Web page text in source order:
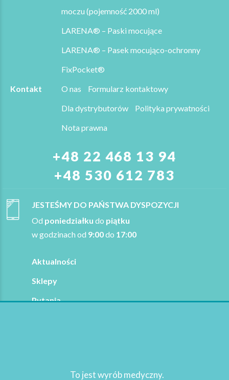
moczu (pojemność 2000 ml)
LARENA® – Paski mocujące
LARENA® – Pasek mocująco-ochronny
FixPocket®
Kontakt
O nas
Formularz kontaktowy
Dla dystrybutorów
Polityka prywatności
Nota prawna
+48 22 468 13 94
+48 530 612 783
JESTEŚMY DO PAŃSTWA DYSPOZYCJI
Od poniedziałku do piątku
w godzinach od 9:00do 17:00
Aktualności
Sklepy
Pytania
zastrzeżone
To jest wyrób medyczny.